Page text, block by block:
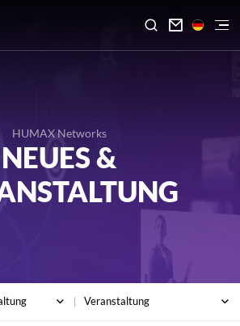

HUMAX Networks
NEUES &
Veranstaltung